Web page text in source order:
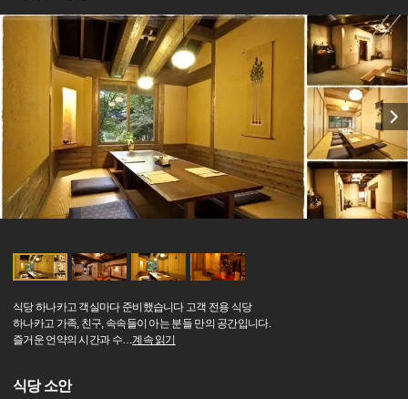
식당 하나카고 객실마다 준비했습니다 고객 전용 식당
하나카고 가족, 친구, 속속들이 아는 분들 만의 공간입니다.
즐거운 언약의 시간과 수…계속 읽기
식당 소안